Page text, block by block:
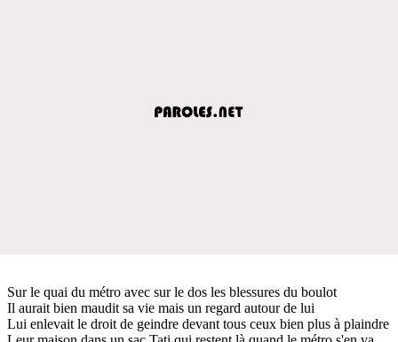
Sur le quai du métro avec sur le dos les blessures du boulot
Il aurait bien maudit sa vie mais un regard autour de lui
Lui enlevait le droit de geindre devant tous ceux bien plus à plaindre